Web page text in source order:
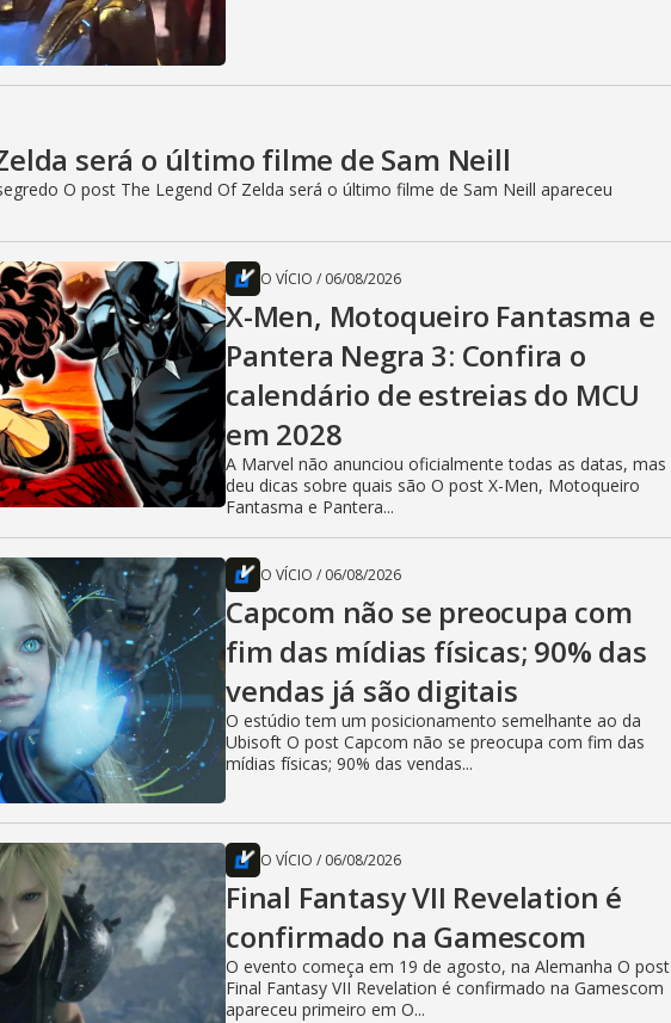
será o último filme de Sam Neill
O post The Legend Of Zelda será o último filme de Sam Neill apareceu
O VÍCIO / 06/08/2026
X-Men, Motoqueiro Fantasma e
Pantera Negra 3: Confira o
calendário de estreias do MCU
em 2028
A Marvel não anunciou oficialmente todas as datas, mas
deu dicas sobre quais são O post X-Men, Motoqueiro
Fantasma e Pantera...
O VÍCIO / 06/08/2026
Capcom não se preocupa com
fim das mídias físicas; 90% das
vendas já são digitais
O estúdio tem um posicionamento semelhante ao da
Ubisoft O post Capcom não se preocupa com fim das
mídias físicas; 90% das vendas...
O VÍCIO / 06/08/2026
Final Fantasy VII Revelation é
confirmado na Gamescom
O evento começa em 19 de agosto, na Alemanha O post
Final Fantasy VII Revelation é confirmado na Gamescom
apareceu primeiro em O...